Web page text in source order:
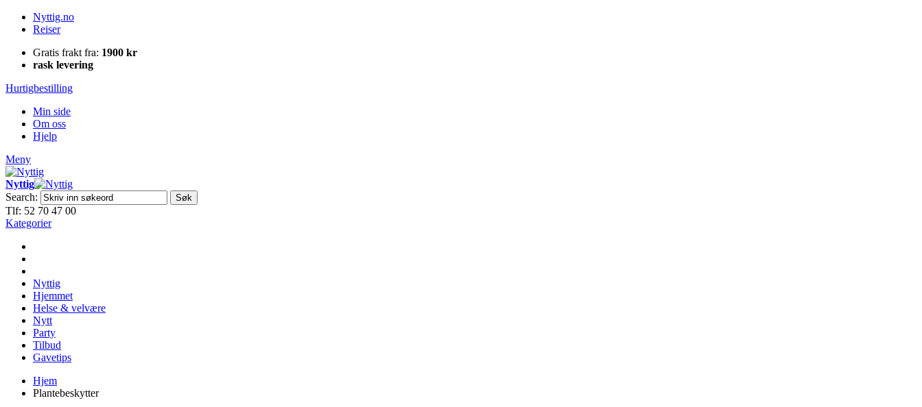
Nyttig.no
Reiser
Gratis frakt fra: 1900 kr
rask levering
Hurtigbestilling
Min side
Om oss
Hjelp
Meny
Nyttig
Search:
Søk
Tlf: 52 70 47 00
Kategorier
Nyttig
Hjemmet
Helse & velvære
Nytt
Party
Tilbud
Gavetips
Hjem
Plantebeskytter